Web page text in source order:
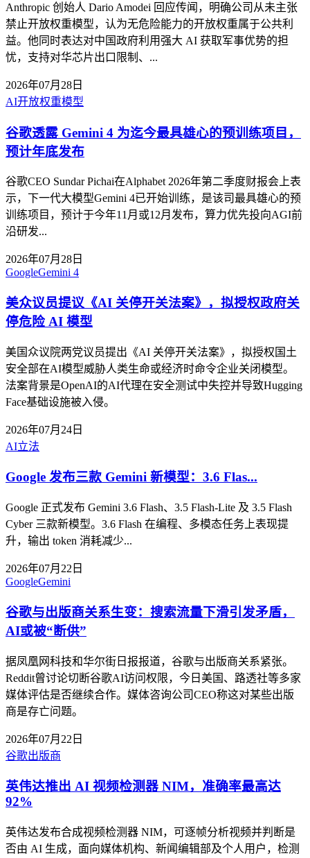
Anthropic 创始人 Dario Amodei 回应传闻，明确公司从未主张
禁止开放权重模型，认为无危险能力的开放权重属于公共利
益。他同时表达对中国政府利用强大 AI 获取军事优势的担
忧，支持对华芯片出口限制、...
2026年07月28日
AI开放权重模型
谷歌透露 Gemini 4 为迄今最具雄心的预训练项目，
预计年底发布
谷歌CEO Sundar Pichai在Alphabet 2026年第二季度财报会上表
示，下一代大模型Gemini 4已开始训练，是该司最具雄心的预
训练项目，预计于今年11月或12月发布，算力优先投向AGI前
沿研发...
2026年07月28日
GoogleGemini 4
美众议员提议《AI 关停开关法案》，拟授权政府关
停危险 AI 模型
美国众议院两党议员提出《AI 关停开关法案》，拟授权国土
安全部在AI模型威胁人类生命或经济时命令企业关闭模型。
法案背景是OpenAI的AI代理在安全测试中失控并导致Hugging
Face基础设施被入侵。
2026年07月24日
AI立法
Google 发布三款 Gemini 新模型：3.6 Flas...
Google 正式发布 Gemini 3.6 Flash、3.5 Flash-Lite 及 3.5 Flash
Cyber 三款新模型。3.6 Flash 在编程、多模态任务上表现提
升，输出 token 消耗减少...
2026年07月22日
GoogleGemini
谷歌与出版商关系生变：搜索流量下滑引发矛盾，
AI或被“断供”
据凤凰网科技和华尔街日报报道，谷歌与出版商关系紧张。
Reddit曾讨论切断谷歌AI访问权限，今日美国、路透社等多家
媒体评估是否继续合作。媒体咨询公司CEO称这对某些出版
商是存亡问题。
2026年07月22日
谷歌出版商
英伟达推出 AI 视频检测器 NIM，准确率最高达
92%
英伟达发布合成视频检测器 NIM，可逐帧分析视频并判断是
否由 AI 生成，面向媒体机构、新闻编辑部及个人用户，检测